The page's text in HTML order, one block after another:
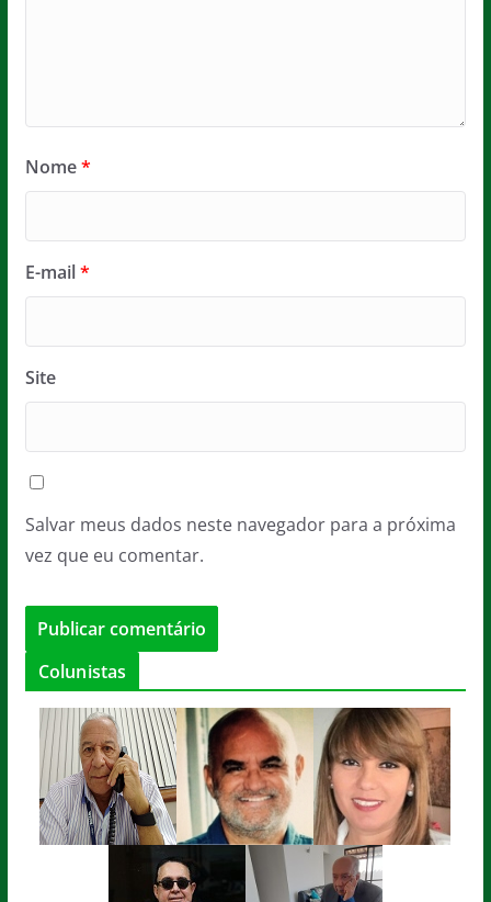
Nome*
E-mail*
Site
Salvar meus dados neste navegador para a próxima
vez que eu comentar.
Colunistas